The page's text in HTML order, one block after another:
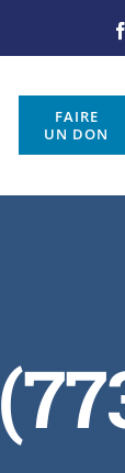
FAIRE
UN DON